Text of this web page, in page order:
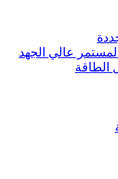
عالي الجهد
الطاقة